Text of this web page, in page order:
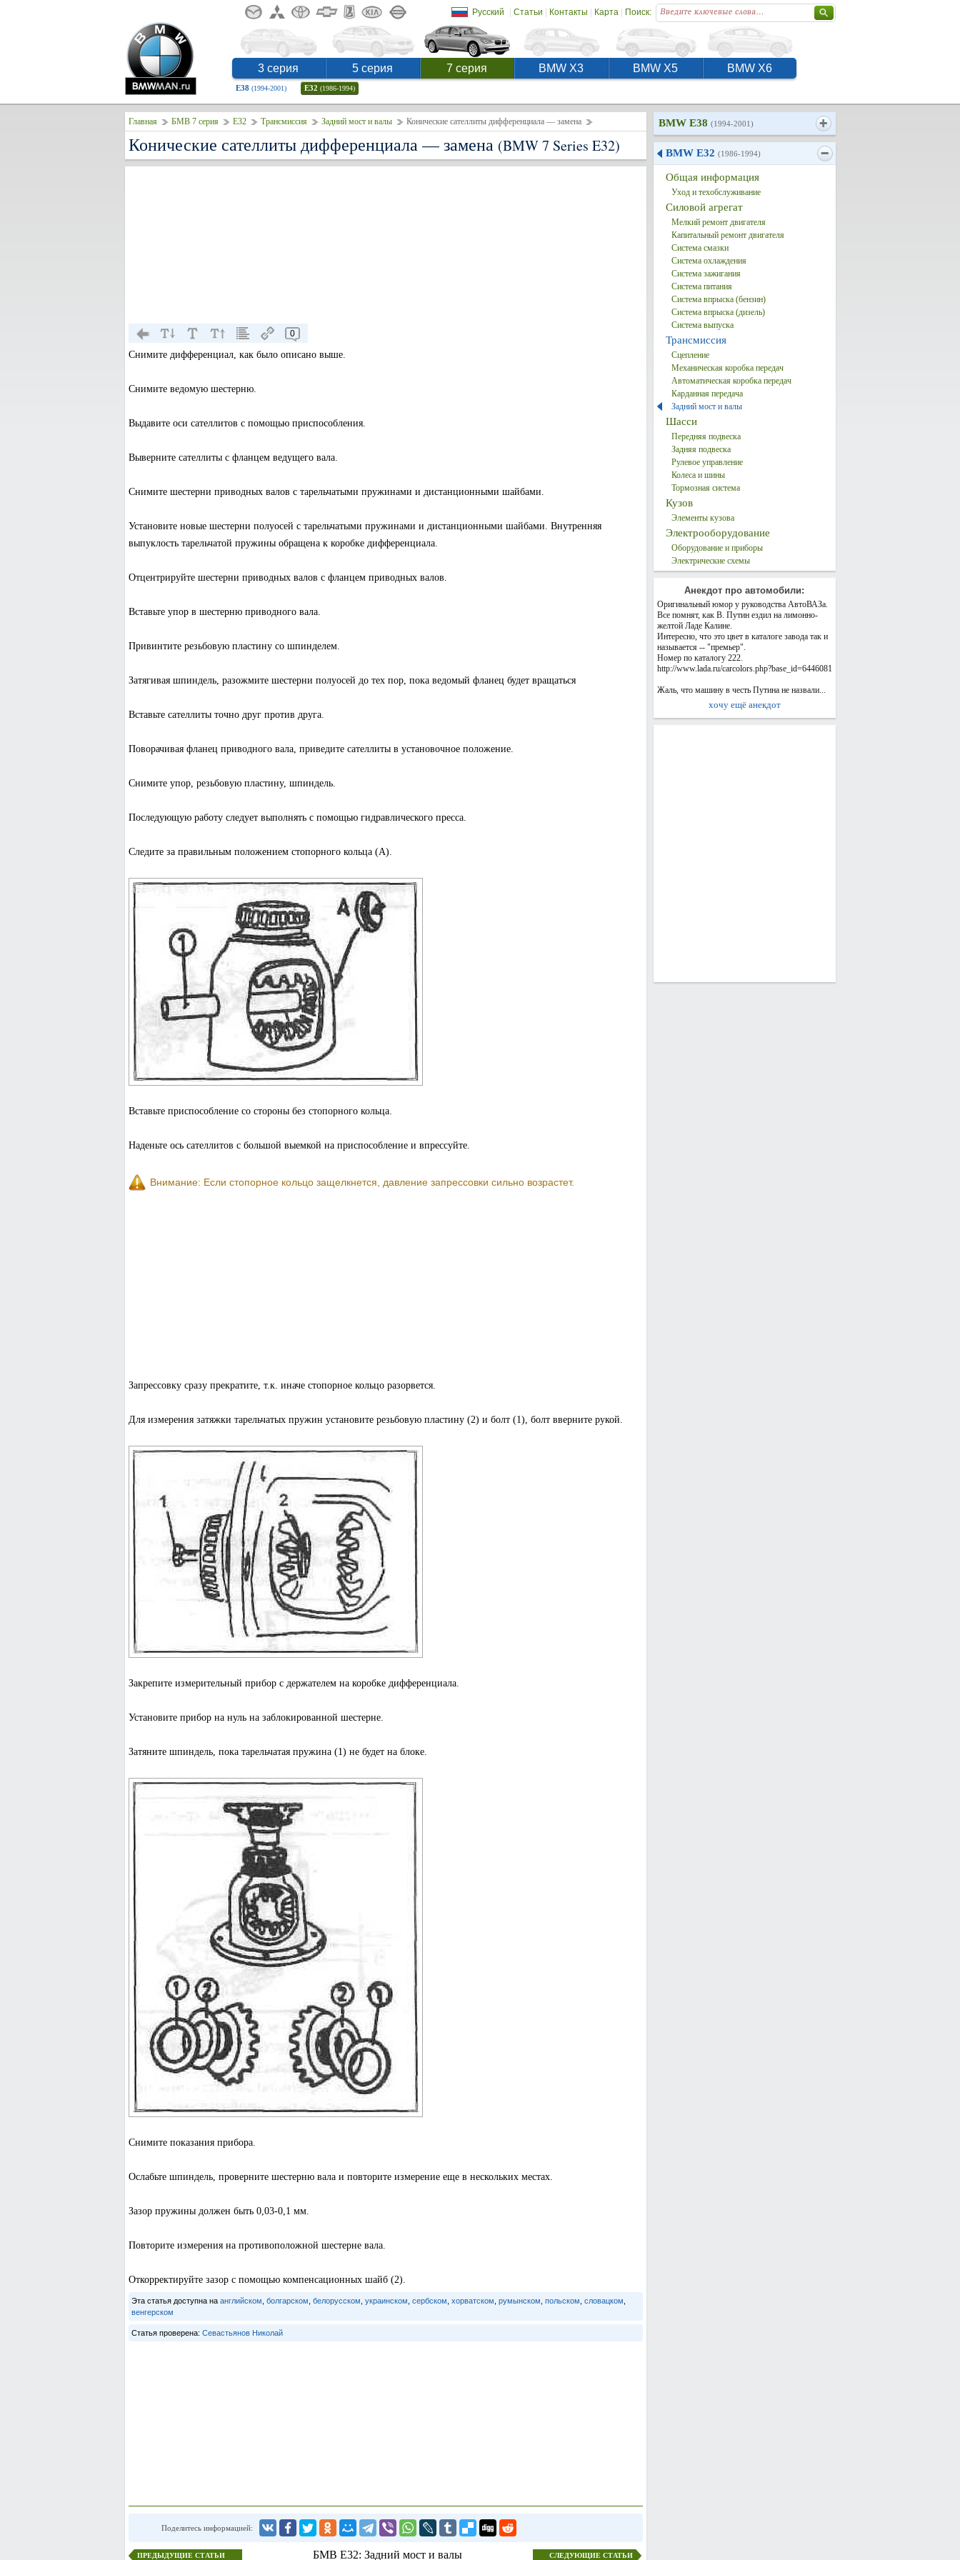
Русский | Статьи | Контакты | Карта| Поиск:
3 серия 5 серия 7 серия BMW X3 BMW X5 BMW X6
E38 (1994-2001) E32 (1986-1994)
Главная БМВ 7 серия E32 Трансмиссия Задний мост и валы Конические сателлиты дифференциала — замена
Конические сателлиты дифференциала — замена (BMW 7 Series E32)
0
Снимите дифференциал, как было описано выше.
Снимите ведомую шестерню.
Выдавите оси сателлитов с помощью приспособления.
Выверните сателлиты с фланцем ведущего вала.
Снимите шестерни приводных валов с тарельчатыми пружинами и дистанционными шайбами.
Установите новые шестерни полуосей с тарельчатыми пружинами и дистанционными шайбами. Внутренняя
выпуклость тарельчатой пружины обращена к коробке дифференциала.
Отцентрируйте шестерни приводных валов с фланцем приводных валов.
Вставьте упор в шестерню приводного вала.
Привинтите резьбовую пластину со шпинделем.
Затягивая шпиндель, разожмите шестерни полуосей до тех пор, пока ведомый фланец будет вращаться
Вставьте сателлиты точно друг против друга.
Поворачивая фланец приводного вала, приведите сателлиты в установочное положение.
Снимите упор, резьбовую пластину, шпиндель.
Последующую работу следует выполнять с помощью гидравлического пресса.
Следите за правильным положением стопорного кольца (А).
Вставьте приспособление со стороны без стопорного кольца.
Наденьте ось сателлитов с большой выемкой на приспособление и впрессуйте.
Внимание: Если стопорное кольцо защелкнется, давление запрессовки сильно возрастет.
Запрессовку сразу прекратите, т.к. иначе стопорное кольцо разорвется.
Для измерения затяжки тарельчатых пружин установите резьбовую пластину (2) и болт (1), болт вверните рукой.
Закрепите измерительный прибор с держателем на коробке дифференциала.
Установите прибор на нуль на заблокированной шестерне.
Затяните шпиндель, пока тарельчатая пружина (1) не будет на блоке.
Снимите показания прибора.
Ослабьте шпиндель, проверните шестерню вала и повторите измерение еще в нескольких местах.
Зазор пружины должен быть 0,03-0,1 мм.
Повторите измерения на противоположной шестерне вала.
Откорректируйте зазор с помощью компенсационных шайб (2).
Эта статья доступна на английском болгарском белорусском украинском сербском хорватском румынском польском словацком
венгерском
Статья проверена: Севастьянов Николай
Поделитесь информацией:
ПРЕДЫДУЩИЕ СТАТЬИ БМВ E32: Задний мост и валы СЛЕДУЮЩИЕ СТАТЬИ
BMW E38 (1994-2001)
BMW E32 (1986-1994)
Общая информация
Уход и техобслуживание
Силовой агрегат
Мелкий ремонт двигателя
Капитальный ремонт двигателя
Система смазки
Система охлаждения
Система зажигания
Система питания
Система впрыска (бензин)
Система впрыска (дизель)
Система выпуска
Трансмиссия
Сцепление
Механическая коробка передач
Автоматическая коробка передач
Карданная передача
Задний мост и валы
Шасси
Передняя подвеска
Задняя подвеска
Рулевое управление
Колеса и шины
Тормозная система
Кузов
Элементы кузова
Электрооборудование
Оборудование и приборы
Электрические схемы
Анекдот про автомобили:
Оригинальный юмор у руководства АвтоВАЗа.
Все помнят, как В. Путин ездил на лимонно-
желтой Ладе Калине.
Интересно, что это цвет в каталоге завода так и
называется -- "премьер".
Номер по каталогу 222.
http://www.lada.ru/carcolors.php?base_id=6446081
Жаль, что машину в честь Путина не назвали...
хочу ещё анекдот